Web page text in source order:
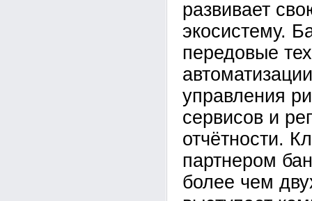
развивает
экосистему.
передовые
управления
сервисов и
отчётности.
партнером
более чем